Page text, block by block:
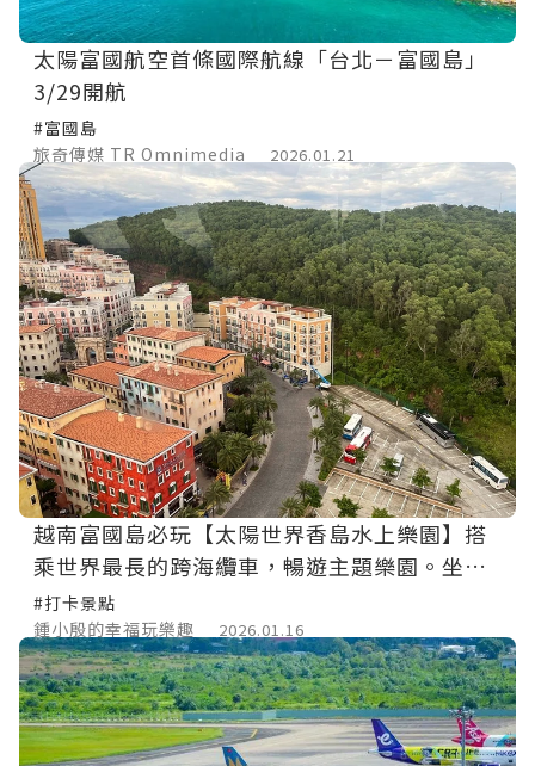
太陽富國航空首條國際航線「台北－富國島」
3/29開航
#富國島
旅奇傳媒 TR Omnimedia
2026.01.21
越南富國島必玩【太陽世界香島水上樂園】搭
乘世界最長的跨海纜車，暢遊主題樂園。坐嘟
嘟車來趟日落小鎮巡禮，親吻之橋賞夕陽。
#打卡景點
鍾小殷的幸福玩樂趣
2026.01.16